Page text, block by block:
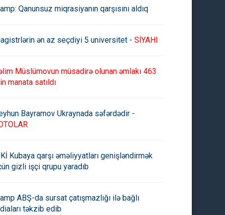
Qanunsuz miqrasiyanın qarşısını aldıq
ən az seçdiyi 5 universitet - SİYAHI
Müslümovun müsadirə olunan əmlakı 463
manata satıldı
Bayramov Ukraynada səfərdədir -
Kubaya qarşı əməliyyatları genişləndirmək
gizli işçi qrupu yaradıb
ABŞ-da sursat çatışmazlığı ilə bağlı
təkzib edib